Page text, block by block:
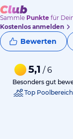
Sammle Punkte für
Kostenlos anmelden
Bewerten
5,1 / 6
Besonders gut
Top Poolbereich